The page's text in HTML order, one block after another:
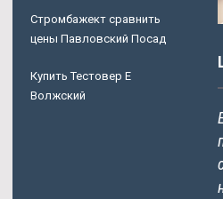
Стромбажект сравнить
цены Павловский Посад
Купить Тестовер Е
Волжский